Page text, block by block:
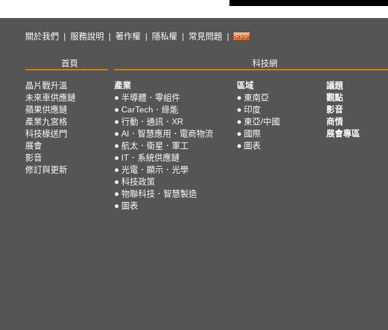
關於我們 服務說明 著作權 隱私權 常見問題
首頁 科技網
晶片戰升溫
未來車供應鏈
蘋果供應鏈
產業九宮格
科技椽送門
展會
影音
修訂與更新
產業
● 半導體．零組件
● CarTech．綠能
● 行動．通訊．XR
● AI．智慧應用．電商物流
● 航太．衛星．軍工
● IT．系統供應鏈
● 光電．顯示．光學
● 科技政策
● 物聯科技．智慧製造
● 圖表
區域
● 東南亞
● 印度
● 東亞/中國
● 國際
● 圖表
議題
觀點
影音
商情
展會專區